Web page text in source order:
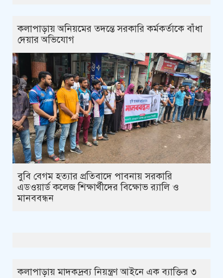
কলাপাড়ায় অনিয়মের তদন্তে সরকারি কর্মকর্তাকে বাঁধা
দেয়ার অভিযোগ
বুবি বেগম হত্যার প্রতিবাদে পাবনায় সরকারি
এডওয়ার্ড কলেজ শিক্ষার্থীদের বিক্ষোভ র‍্যালি ও
মানববন্ধন
কলাপাড়ায় মাদকদ্রব্য নিয়ন্ত্রণ আইনে এক ব্যাক্তির ৩